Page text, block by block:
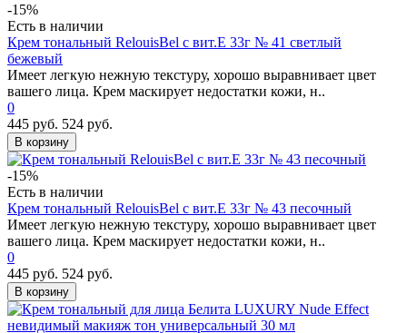
-15%
Есть в наличии
Крем тональный RelouisBel с вит.Е 33г № 41 светлый
бежевый
Имеет легкую нежную текстуру, хорошо выравнивает цвет
вашего лица. Крем маскирует недостатки кожи, н..
0
445 руб. 524 руб.
В корзину
-15%
Есть в наличии
Крем тональный RelouisBel с вит.Е 33г № 43 песочный
Имеет легкую нежную текстуру, хорошо выравнивает цвет
вашего лица. Крем маскирует недостатки кожи, н..
0
445 руб. 524 руб.
В корзину